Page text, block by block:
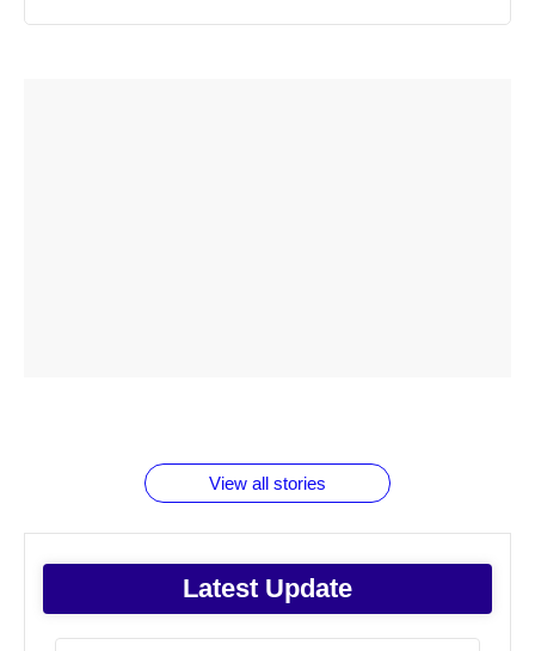
View all stories
Latest Update